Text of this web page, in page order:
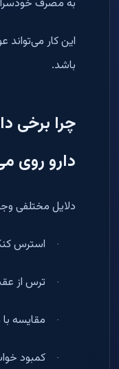
به مصرف
این کار
باشد.
چرا برخی
دارو روی
دلایل مختلفی
· استرس
· ترس از
· مقایسه با
· کمبود